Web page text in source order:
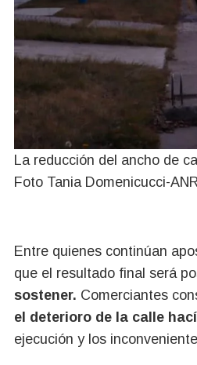
La reducción del ancho de
Foto Tania Domenicucci-
Entre quienes continúan
que el resultado final será
sostener. Comerciantes
el deterioro de la calle
ejecución y los